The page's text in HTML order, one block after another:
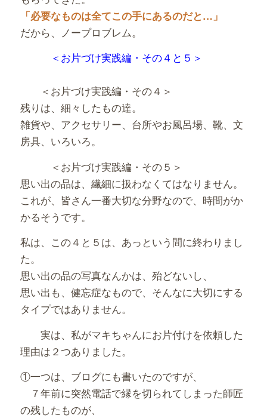
「必要なものは全てこの手にあるのだと…」
だから、ノープロブレム。
＜お片づけ実践編・その４と５＞
＜お片づけ実践編・その４＞
残りは、細々したもの達。
雑貨や、アクセサリー、台所やお風呂場、靴、文
房具、いろいろ。
＜お片づけ実践編・その５＞
思い出の品は、繊細に扱わなくてはなりません。
これが、皆さん一番大切な分野なので、時間がか
かるそうです。
私は、この４と５は、あっという間に終わりまし
た。
思い出の品の写真なんかは、殆どないし、
思い出も、健忘症なもので、そんなに大切にする
タイプではありません。
実は、私がマキちゃんにお片付けを依頼した
理由は２つありました。
①一つは、ブログにも書いたのですが、
７年前に突然電話で縁を切られてしまった師匠
の残したものが、